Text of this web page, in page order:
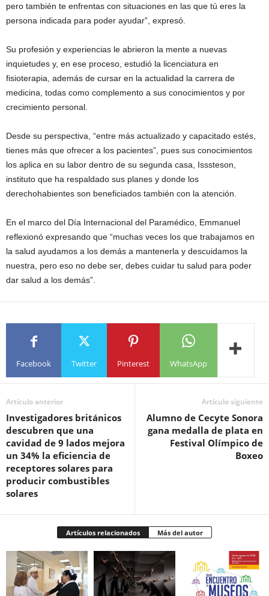
pero también te enfrentas con situaciones en las que tú eres la
persona indicada para poder ayudar”, expresó.
Su profesión y experiencias le abrieron la mente a nuevas
inquietudes y, en ese proceso, estudió la licenciatura en
fisioterapia, además de cursar en la actualidad la carrera de
medicina, todas como complemento a sus conocimientos y por
crecimiento personal.
Desde su perspectiva, “entre más actualizado y capacitado estés,
tienes más que ofrecer a los pacientes”, pues sus conocimientos
los aplica en su labor dentro de su segunda casa, Isssteson,
instituto que ha respaldado sus planes y donde los
derechohabientes son beneficiados también con la atención.
En el marco del Día Internacional del Paramédico, Emmanuel
reflexionó expresando que “muchas veces los que trabajamos en
la salud ayudamos a los demás a mantenerla y descuidamos la
nuestra, pero eso no debe ser, debes cuidar tu salud para poder
dar salud a los demás”.
Facebook Twitter Pinterest WhatsApp
Artículo anterior
Investigadores británicos
descubren que una
cavidad de 9 lados mejora
un 34% la eficiencia de
receptores solares para
producir combustibles
solares
Artículo siguiente
Alumno de Cecyte Sonora
gana medalla de plata en
Festival Olímpico de
Boxeo
Artículos relacionados Más del autor